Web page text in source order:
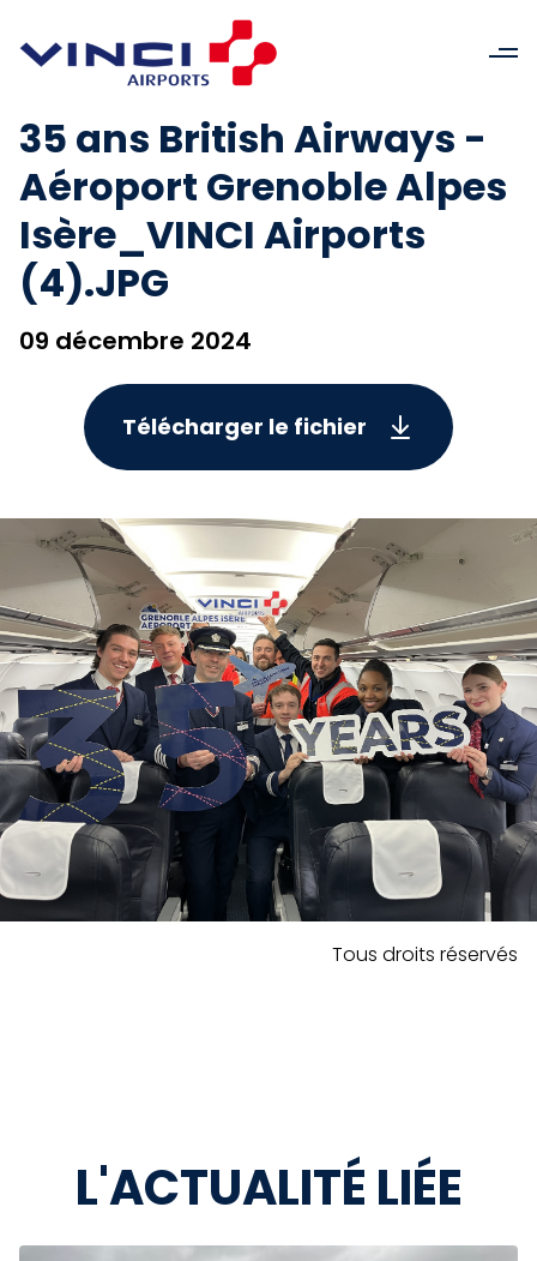
35 ans British Airways -
Aéroport Grenoble Alpes
Isère_VINCI Airports
(4).JPG
09 décembre 2024
Télécharger le fichier
Tous droits réservés
L'ACTUALITÉ LIÉE